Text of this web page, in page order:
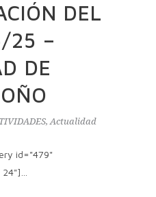
DEL
25 –
DE
, Actualidad
id="479"
24"]